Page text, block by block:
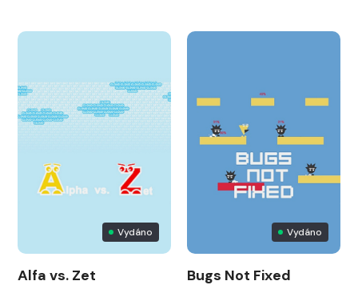
Vydáno
Alfa vs. Zet
Vydáno
Bugs Not Fixed